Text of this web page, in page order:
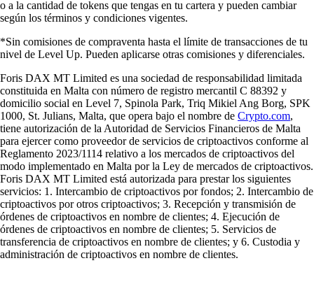
o a la cantidad de tokens que tengas en tu cartera y pueden cambiar
según los términos y condiciones vigentes.
*Sin comisiones de compraventa hasta el límite de transacciones de tu
nivel de Level Up. Pueden aplicarse otras comisiones y diferenciales.
Foris DAX MT Limited es una sociedad de responsabilidad limitada
constituida en Malta con número de registro mercantil C 88392 y
domicilio social en Level 7, Spinola Park, Triq Mikiel Ang Borg, SPK
1000, St. Julians, Malta, que opera bajo el nombre de Crypto.com,
tiene autorización de la Autoridad de Servicios Financieros de Malta
para ejercer como proveedor de servicios de criptoactivos conforme al
Reglamento 2023/1114 relativo a los mercados de criptoactivos del
modo implementado en Malta por la Ley de mercados de criptoactivos.
Foris DAX MT Limited está autorizada para prestar los siguientes
servicios: 1. Intercambio de criptoactivos por fondos; 2. Intercambio de
criptoactivos por otros criptoactivos; 3. Recepción y transmisión de
órdenes de criptoactivos en nombre de clientes; 4. Ejecución de
órdenes de criptoactivos en nombre de clientes; 5. Servicios de
transferencia de criptoactivos en nombre de clientes; y 6. Custodia y
administración de criptoactivos en nombre de clientes.